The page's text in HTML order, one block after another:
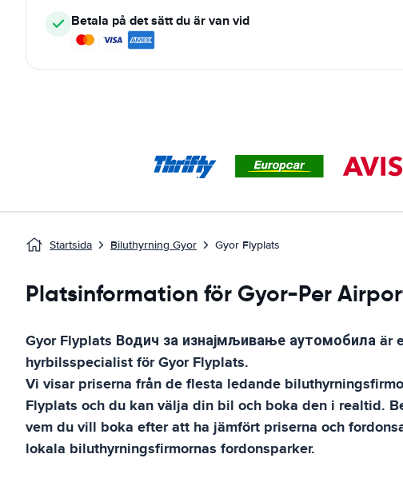
Betala på det sätt du är van vid
Startsida Biluthyrning Gyor Gyor Flyplats
Platsinformation för Gyor-Per
Gyor Flyplats Водич за изнајмљивање аутомобилаär
hyrbilsspecialist förGyor Flyplats.
Vi visar priserna från de flesta ledande
Flyplats och du kan välja din bil och boka den i realtid.
vem du vill boka efter att ha jämfört priserna och
lokala biluthyrningsfirmornas fordonsparker.